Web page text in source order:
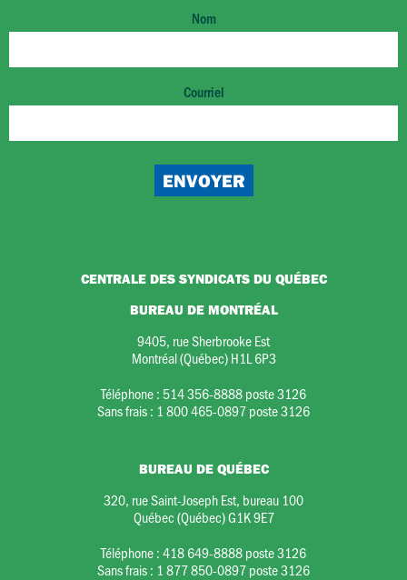
Nom
Courriel
CENTRALE DES SYNDICATS DU QUÉBEC
BUREAU DE MONTRÉAL
9405, rue Sherbrooke Est
Montréal (Québec) H1L 6P3
Téléphone : 514 356-8888 poste 3126
Sans frais : 1 800 465-0897 poste 3126
BUREAU DE QUÉBEC
320, rue Saint-Joseph Est, bureau 100
Québec (Québec) G1K 9E7
Téléphone :418 649-8888 poste 3126
Sans frais : 1 877 850-0897 poste 3126